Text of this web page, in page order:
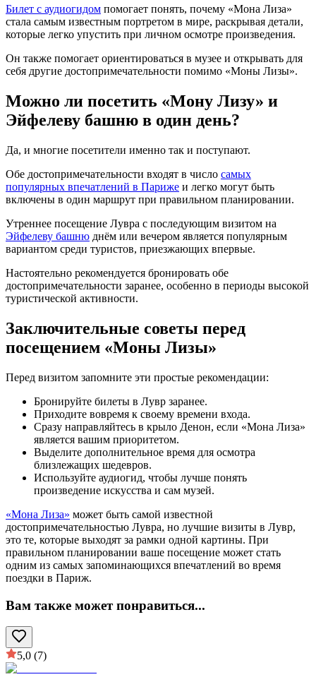
Билет с аудиогидом помогает понять, почему «Мона Лиза»
стала самым известным портретом в мире, раскрывая детали,
которые легко упустить при личном осмотре произведения.
Он также помогает ориентироваться в музее и открывать для
себя другие достопримечательности помимо «Моны Лизы».
Можно ли посетить «Мону Лизу» и
Эйфелеву башню в один день?
Да, и многие посетители именно так и поступают.
Обе достопримечательности входят в число самых
популярных впечатлений в Париже и легко могут быть
включены в один маршрут при правильном планировании.
Утреннее посещение Лувра с последующим визитом на
Эйфелеву башню днём или вечером является популярным
вариантом среди туристов, приезжающих впервые.
Настоятельно рекомендуется бронировать обе
достопримечательности заранее, особенно в периоды высокой
туристической активности.
Заключительные советы перед
посещением «Моны Лизы»
Перед визитом запомните эти простые рекомендации:
Бронируйте билеты в Лувр заранее.
Приходите вовремя к своему времени входа.
Сразу направляйтесь в крыло Денон, если «Мона Лиза»
является вашим приоритетом.
Выделите дополнительное время для осмотра
близлежащих шедевров.
Используйте аудиогид, чтобы лучше понять
произведение искусства и сам музей.
«Мона Лиза» может быть самой известной
достопримечательностью Лувра, но лучшие визиты в Лувр,
это те, которые выходят за рамки одной картины. При
правильном планировании ваше посещение может стать
одним из самых запоминающихся впечатлений во время
поездки в Париж.
Вам также может понравиться...
5,0 (7)